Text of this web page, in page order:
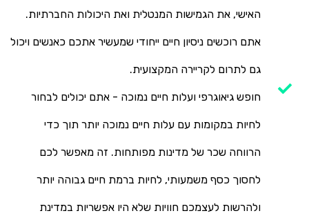
האישי, את הגמישות המנטלית ואת היכולות החברתיות.
אתם רוכשים ניסיון חיים ייחודי שמעשיר אתכם כאנשים ויכול
גם לתרום לקריירה המקצועית.
חופש גיאוגרפי ועלות חיים נמוכה - אתם יכולים לבחור
לחיות במקומות עם עלות חיים נמוכה יותר תוך כדי
הרווחה שכר של מדינות מפותחות. זה מאפשר לכם
לחסוך כסף משמעותי, לחיות ברמת חיים גבוהה יותר
ולהרשות לעצמכם חוויות שלא היו אפשריות במדינת